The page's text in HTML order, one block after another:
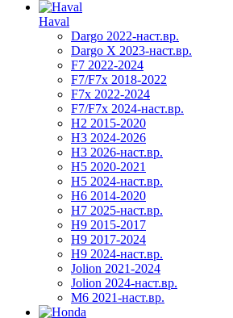
Haval
Dargo 2022-наст.вр.
Dargo X 2023-наст.вр.
F7 2022-2024
F7/F7x 2018-2022
F7x 2022-2024
F7/F7x 2024-наст.вр.
H2 2015-2020
H3 2024-2026
H3 2026-наст.вр.
H5 2020-2021
H5 2024-наст.вр.
H6 2014-2020
H7 2025-наст.вр.
H9 2015-2017
H9 2017-2024
H9 2024-наст.вр.
Jolion 2021-2024
Jolion 2024-наст.вр.
М6 2021-наст.вр.